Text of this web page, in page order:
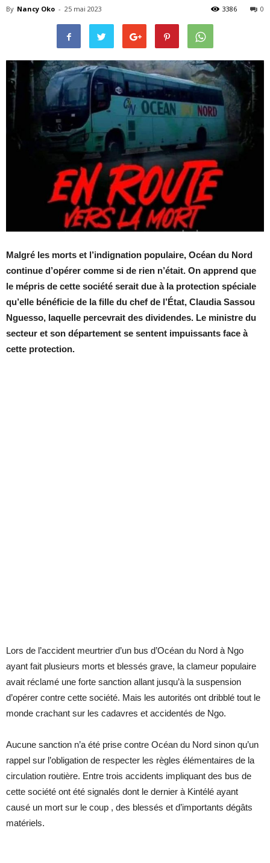
By Nancy Oko - 25 mai 2023 0
3386
Malgré les morts et l’indignation populaire, Océan du Nord
continue d’opérer comme si de rien n’était. On apprend que
le mépris de cette société serait due à la protection spéciale
qu’elle bénéficie de la fille du chef de l’État, Claudia Sassou
Nguesso, laquelle percevrait des dividendes. Le ministre du
secteur et son département se sentent impuissants face à
cette protection.
Lors de l’accident meurtrier d’un bus d’Océan du Nord à Ngo
ayant fait plusieurs morts et blessés grave, la clameur populaire
avait réclamé une forte sanction allant jusqu’à la suspension
d’opérer contre cette société. Mais les autorités ont dribblé tout le
monde crachant sur les cadavres et accidentés de Ngo.
Aucune sanction n’a été prise contre Océan du Nord sinon qu’un
rappel sur l’obligation de respecter les règles élémentaires de la
circulation routière. Entre trois accidents impliquant des bus de
cette société ont été signalés dont le dernier à Kintélé ayant
causé un mort sur le coup , des blessés et d’importants dégâts
matériels.